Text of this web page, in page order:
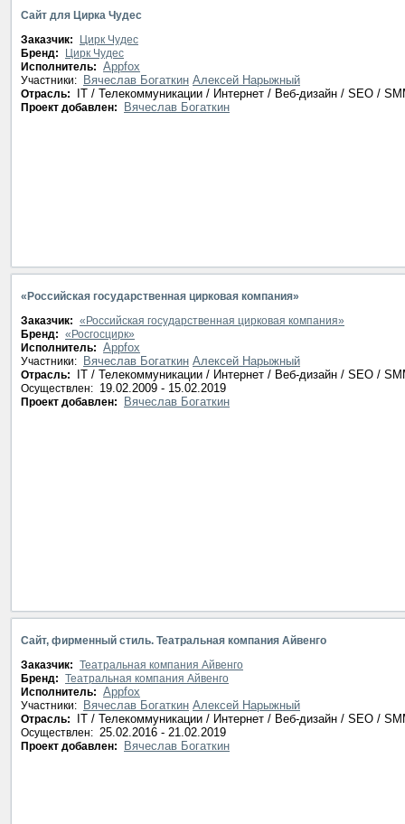
Сайт для Цирка Чудес
Заказчик:
Цирк Чудес
Бренд:
Цирк Чудес
Исполнитель: Appfox
Участники: Вячеслав Богаткин Алексей Нарыжный
Отрасль: IT / Телекоммуникации / Интернет / Веб-дизайн / SEO /
Проект добавлен: Вячеслав Богаткин
«Российская государственная цирковая компания»
Заказчик: «Российская государственная цирковая компания»
Бренд: «Росгосцирк»
Исполнитель: Appfox
Участники: Вячеслав Богаткин Алексей Нарыжный
Отрасль: IT / Телекоммуникации / Интернет / Веб-дизайн / SEO /
Осуществлен: 19.02.2009 - 15.02.2019
Проект добавлен: Вячеслав Богаткин
Сайт, фирменный стиль. Театральная компания Айвенго
Заказчик: Театральная компания Айвенго
Бренд: Театральная компания Айвенго
Исполнитель: Appfox
Участники: Вячеслав Богаткин Алексей Нарыжный
Отрасль: IT / Телекоммуникации / Интернет / Веб-дизайн / SEO /
Осуществлен: 25.02.2016 - 21.02.2019
Проект добавлен: Вячеслав Богаткин